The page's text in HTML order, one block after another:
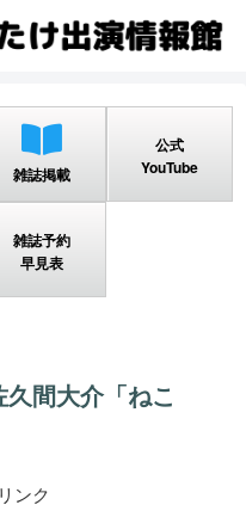
雑誌掲載
公式
YouTube
雑誌予約
早見表
久間大介「ねこ
ンク